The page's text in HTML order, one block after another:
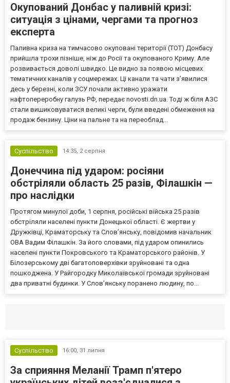
Окупований Донбас у паливній кризі:
ситуація з цінами, чергами та прогноз
експерта
Паливна криза на тимчасово окуповані території (ТОТ) Донбасу
прийшла трохи пізніше, ніж до Росії та окупованого Криму. Але
розвивається доволі швидко. Це видно за появою місцевих
тематичних каналів у соцмережах. Ці канали та чати з’явилися
десь у березні, коли ЗСУ почали активно уражати
нафтопереробну галузь РФ, передає novosti.dn.ua. Тоді ж біля АЗС
стали вишиковуватися великі черги, були введені обмеження на
продаж бензину. Ціни на пальне та на переоблад...
Суспільство 14:35, 2 серпня
Донеччина під ударом: росіяни
обстріляли область 25 разів, Філашкін —
про наслідки
Протягом минулої доби, 1 серпня, російські війська 25 разів
обстріляли населені пункти Донецької області. Є жертви у
Дружківці, Краматорську та Слов’янську, повідомив начальник
ОВА Вадим Філашкін. За його словами, під ударом опинились
населені пункти Покровського та Краматорського районів. У
Білозерському дві багатоповерхівки зруйновані та одна
пошкоджена. У Райгородку Миколаївської громади зруйновані
два приватні будинки. У Слов’янську поранено людину, по...
Суспільство 16:00, 31 липня
За сприяння Меланії Трамп п'ятеро